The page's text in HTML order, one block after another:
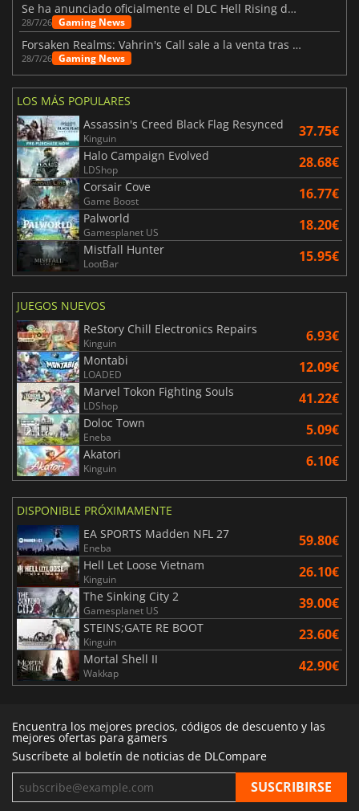
Se ha anunciado oficialmente el DLC Hell Rising de Nioh 3
28/7/26 Gaming News
Forsaken Realms: Vahrin's Call sale a la venta tras una década
28/7/26 Gaming News
LOS MÁS POPULARES
Assassin's Creed Black Flag Resynced
Kinguin 37.75€
Halo Campaign Evolved
LDShop 28.68€
Corsair Cove
Game Boost 16.77€
Palworld
Gamesplanet US 18.20€
Mistfall Hunter
LootBar 15.95€
JUEGOS NUEVOS
ReStory Chill Electronics Repairs
Kinguin 6.93€
Montabi
LOADED 12.09€
Marvel Tokon Fighting Souls
LDShop 41.22€
Doloc Town
Eneba 5.09€
Akatori
Kinguin 6.10€
DISPONIBLE PRÓXIMAMENTE
EA SPORTS Madden NFL 27
Eneba 59.80€
Hell Let Loose Vietnam
Kinguin 26.10€
The Sinking City 2
Gamesplanet US 39.00€
STEINS;GATE RE BOOT
Kinguin 23.60€
Mortal Shell II
Wakkap 42.90€
Encuentra los mejores precios, códigos de descuento y las
mejores ofertas para gamers
Suscríbete al boletín de noticias de DLCompare